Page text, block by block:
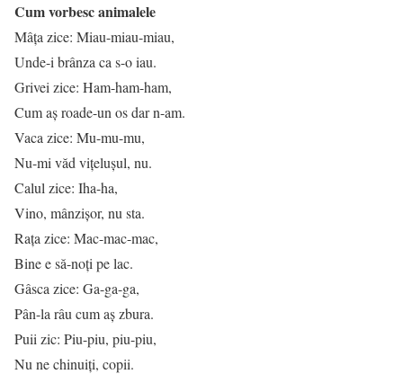
Cum vorbesc animalele
Mâța zice: Miau-miau-miau,
Unde-i brânza ca s-o iau.
Grivei zice: Ham-ham-ham,
Cum aș roade-un os dar n-am.
Vaca zice: Mu-mu-mu,
Nu-mi văd vițelușul, nu.
Calul zice: Iha-ha,
Vino, mânzișor, nu sta.
Rața zice: Mac-mac-mac,
Bine e să-noți pe lac.
Gâsca zice: Ga-ga-ga,
Pân-la râu cum aș zbura.
Puii zic: Piu-piu, piu-piu,
Nu ne chinuiți, copii.